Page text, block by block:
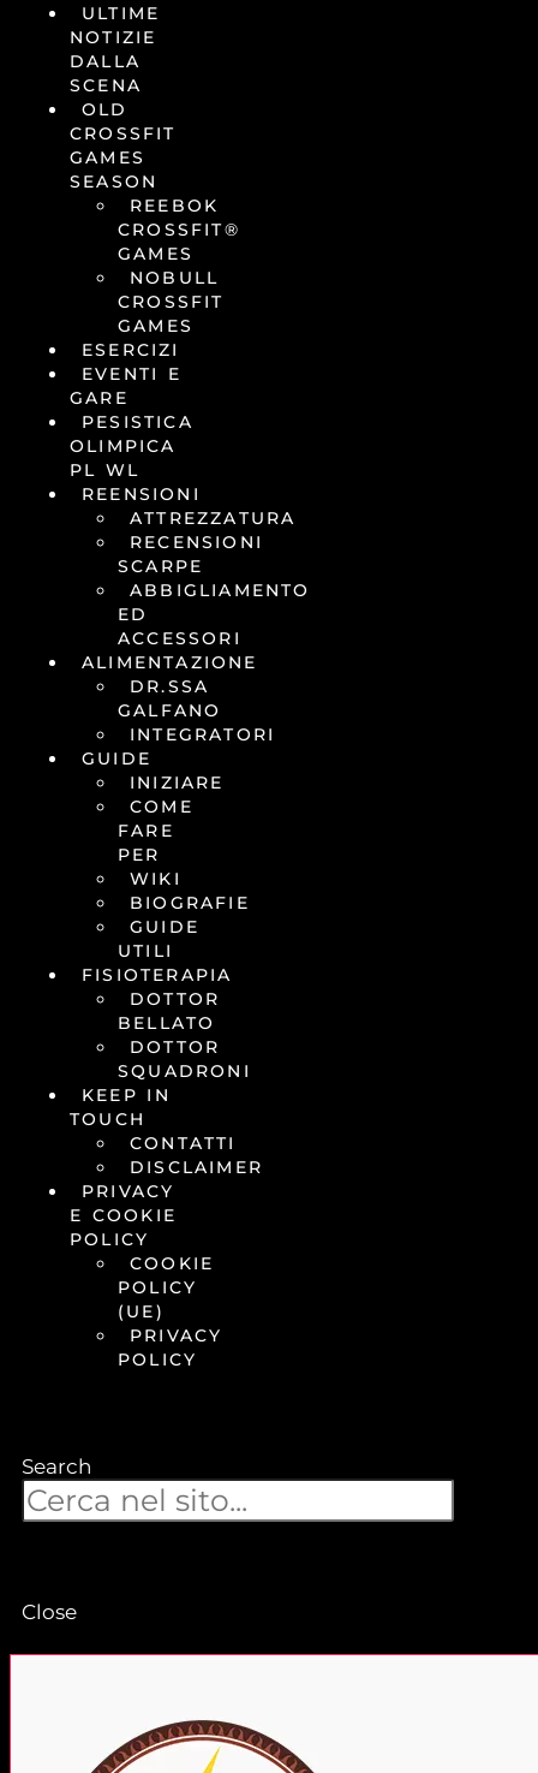
ULTIME
NOTIZIE
DALLA
SCENA
OLD
CROSSFIT
GAMES
SEASON
REEBOK
CROSSFIT®
GAMES
NOBULL
CROSSFIT
GAMES
ESERCIZI
EVENTI E
GARE
PESISTICA
OLIMPICA
PL WL
REENSIONI
ATTREZZATURA
RECENSIONI
SCARPE
ABBIGLIAMENTO
ED
ACCESSORI
ALIMENTAZIONE
DR.SSA
GALFANO
INTEGRATORI
GUIDE
INIZIARE
COME
FARE
PER
WIKI
BIOGRAFIE
GUIDE
UTILI
FISIOTERAPIA
DOTTOR
BELLATO
DOTTOR
SQUADRONI
KEEP IN
TOUCH
CONTATTI
DISCLAIMER
PRIVACY
E COOKIE
POLICY
COOKIE
POLICY
(UE)
PRIVACY
POLICY
Search
Close